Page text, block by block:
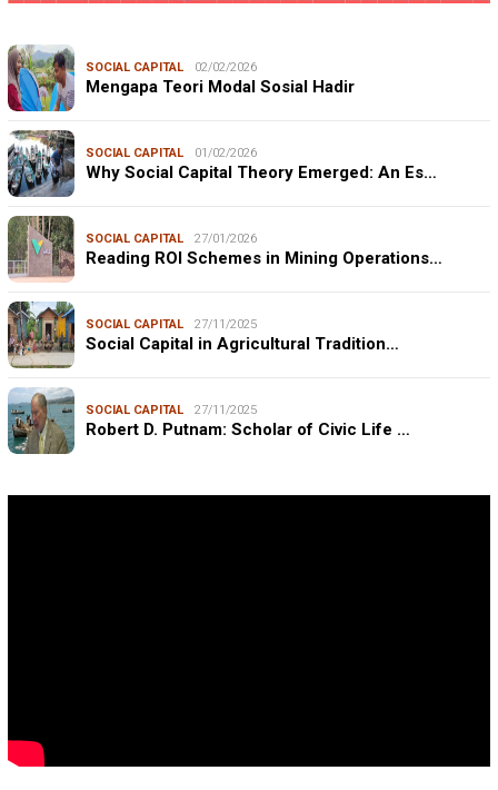
SOCIAL CAPITAL 02/02/2026
Mengapa Teori Modal Sosial Hadir
SOCIAL CAPITAL 01/02/2026
Why Social Capital Theory Emerged: An Es…
SOCIAL CAPITAL 27/01/2026
Reading ROI Schemes in Mining Operations…
SOCIAL CAPITAL 27/11/2025
Social Capital in Agricultural Tradition…
SOCIAL CAPITAL 27/11/2025
Robert D. Putnam: Scholar of Civic Life …